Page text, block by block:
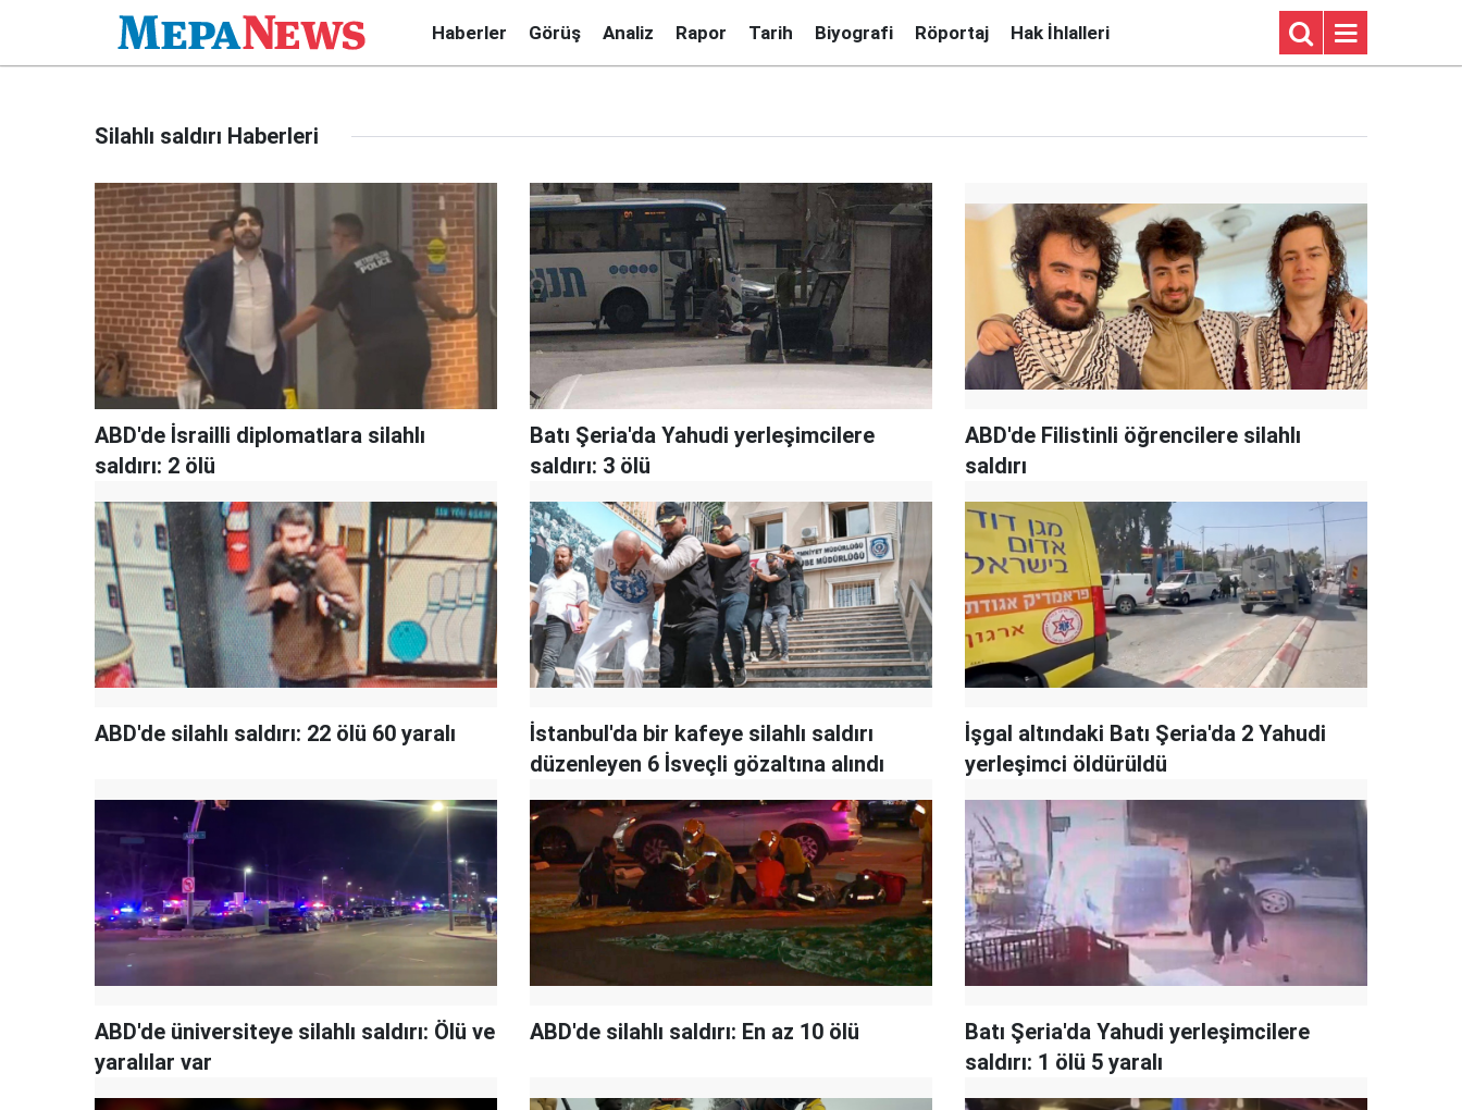
Haberler Görüş Analiz Rapor Tarih Biyografi Röportaj Hak İhlalleri
Silahlı saldırı Haberleri
ABD'de İsrailli diplomatlara silahlı
saldırı: 2 ölü
Batı Şeria'da Yahudi yerleşimcilere
saldırı: 3 ölü
ABD'de Filistinli öğrencilere silahlı
saldırı
ABD'de silahlı saldırı: 22 ölü 60 yaralı
İstanbul'da bir kafeye silahlı saldırı
düzenleyen 6 İsveçli gözaltına alındı
İşgal altındaki Batı Şeria'da 2 Yahudi
yerleşimci öldürüldü
ABD'de üniversiteye silahlı saldırı: Ölü ve
yaralılar var
ABD'de silahlı saldırı: En az 10 ölü
Batı Şeria'da Yahudi yerleşimcilere
saldırı: 1 ölü 5 yaralı